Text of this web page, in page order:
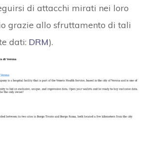
di attacchi mirati nei loro
grazie allo sfruttamento di tali
dati: DRM).